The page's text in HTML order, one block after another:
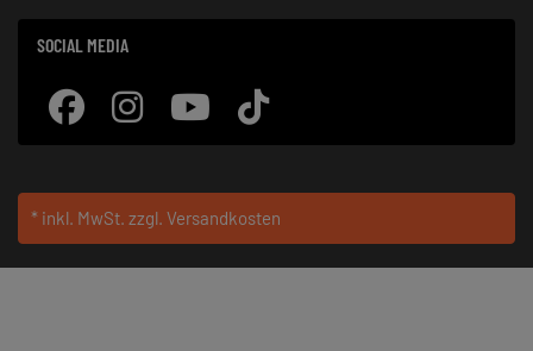
SOCIAL MEDIA
* inkl. MwSt. zzgl. Versandkosten